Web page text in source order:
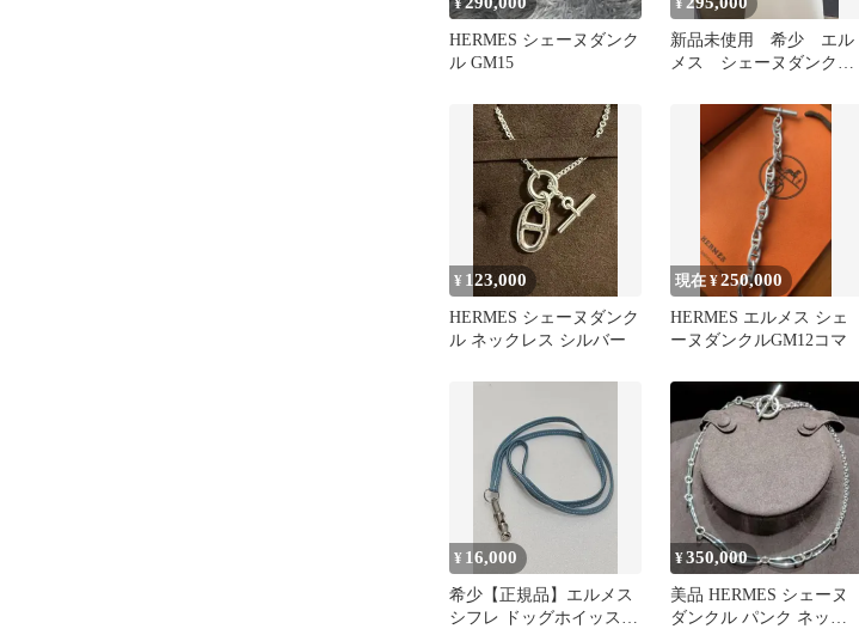
HERMES シェーヌダンク
ル GM15
新品未使用 希少 エル
メス シェーヌダンク
¥ 123,000
HERMES シェーヌダンク
ル ネックレス シルバー
現在 ¥250,000
HERMES エルメス シェ
ーヌダンクルGM12コマ
¥ 16,000
希少【正規品】エルメス
シフレ ドッグホイッスル
¥350,000
美品 HERMES シェーヌ
ダンクル パンク ネック